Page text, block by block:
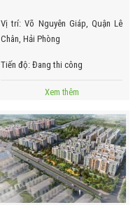
Vị trí: Võ Nguyên Giáp, Quận Lê
Chân, Hải Phòng
Tiến độ: Đang thi công
Xem thêm